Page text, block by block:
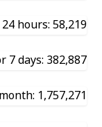
hours: 58,219
days: 382,887
1,757,271